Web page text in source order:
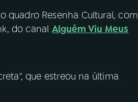
quadro Resenha Cultural, com
do canal Alguém Viu Meus
que estreou na última